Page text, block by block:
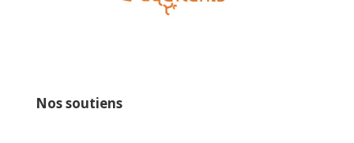
Nos soutiens